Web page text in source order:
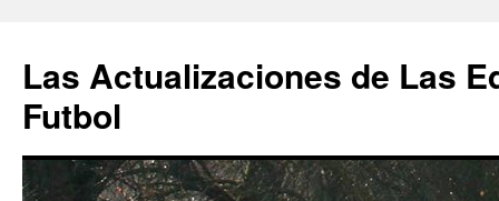
Las Actualizaciones de Las
Futbol